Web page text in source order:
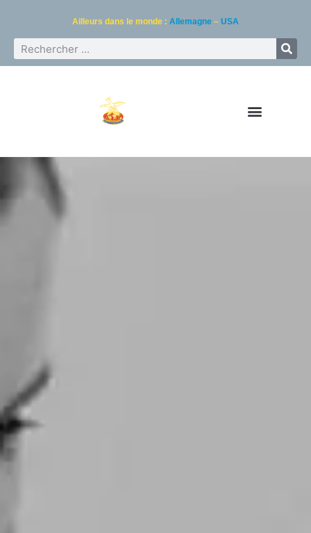
Ailleurs dans le monde : Allemagne – USA